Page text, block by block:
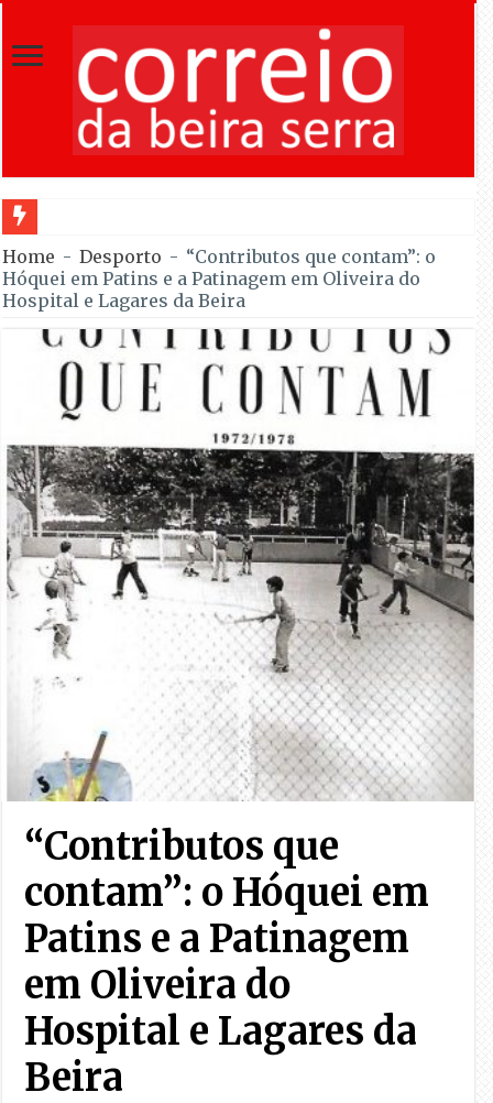
Incêndio em Fornos de Algodres dominado após combate durante a
Home - Desporto - “Contributos que contam”: o
Hóquei em Patins e a Patinagem em Oliveira do
Hospital e Lagares da Beira
“Contributos que
contam”: o Hóquei em
Patins e a Patinagem
em Oliveira do
Hospital e Lagares da
Beira